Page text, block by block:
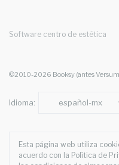
Software centro de estética
©2010-2026 Booksy (antes
Idioma: español-mx
Esta página web utiliza
acuerdo con la Política de